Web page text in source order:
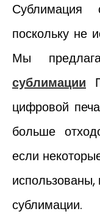
Сублимация
поскольку не
Мы
сублимации
цифровой
больше
если
сублимации.